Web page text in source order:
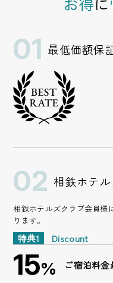
01 最低価額保
02 相鉄ホテ
相鉄ホテルズクラブ会員様
ります。
特典1 Discount
15% ご宿泊料金